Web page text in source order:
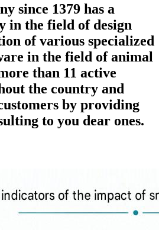
since 1379 has a
in the field of design
of various specialized
in the field of animal
than 11 active
the country and
by providing
to you dear ones.